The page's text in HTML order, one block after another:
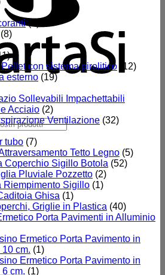
(8)
con sistema pirolitico
(12)
esterno (19)
Sollevabili Impachettabili
Acciaio (2)
Ventilazione (32)
tubo (7)
Tetto Legno (5)
Coperchio Sigillo Botola (52)
Pluviale Pozzetto (2)
Riempimento Sigillo (1)
Ghisa (1)
Griglie in Plastica (40)
Porta Pavimenti in Alluminio
Ermetico Porta Pavimento in
cm. (1)
Ermetico Porta Pavimento in
cm. (1)